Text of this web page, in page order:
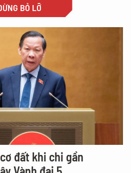
BỎ LỠ
đất khi chi gần